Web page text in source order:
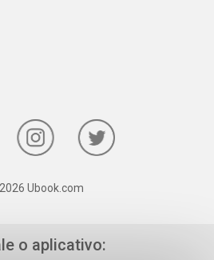
Ubook.com
o aplicativo: